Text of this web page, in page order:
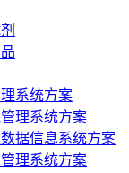
系统方案
理系统方案
据信息系统方案
理系统方案